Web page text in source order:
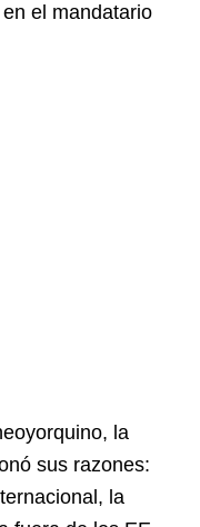
el mandatario
la
sus razones:
la